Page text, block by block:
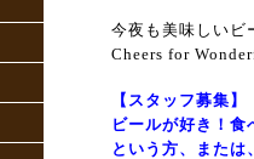
今夜も美味しいビ
Cheers for
【スタッフ募集】
ビールが好き！
という方、または